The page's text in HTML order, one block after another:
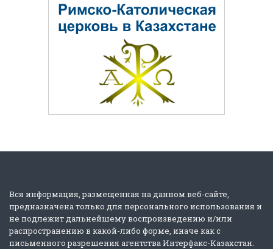
Вся информация, размещенная на данном веб-сайте,
предназначена только для персонального использования и
не подлежит дальнейшему воспроизведению и/или
распространению в какой-либо форме, иначе как с
письменного разрешения агентства Интерфакс-Казахстан.